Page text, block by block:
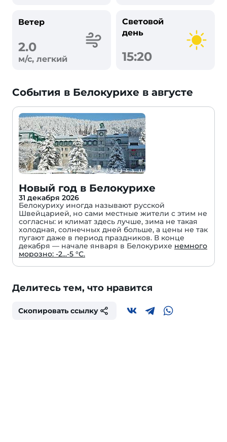
Ветер
2.0
м/с, легкий
Световой
день
15:20
События в Белокурихе в августе
Новый год в Белокурихе
31 декабря 2026
Белокуриху иногда называют русской
Швейцарией, но сами местные жители с этим не
согласны: и климат здесь лучше, зима не такая
холодная, солнечных дней больше, а цены не так
пугают даже в период праздников. В конце
декабря — начале января в Белокурихе немного
морозно: -2...-5 °С.
Делитесь тем, что нравится
Скопировать ссылку